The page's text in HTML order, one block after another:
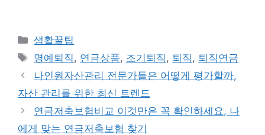
카
테
리
생활꿀팁
태
그
명예퇴직, 연금상품, 조기퇴직, 퇴직, 퇴직연금
나인원자산관리 전문가들은 어떻게 평가할까,
자산 관리를 위한 최신 트렌드
연금저축보험비교 이것만은 꼭 확인하세요, 나
에게 맞는 연금저축보험 찾기